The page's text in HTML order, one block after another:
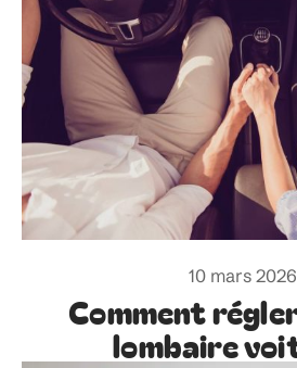
10 mars 2026
Comment
lombaire